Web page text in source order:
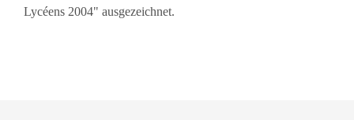
Lycéens 2004" ausgezeichnet.